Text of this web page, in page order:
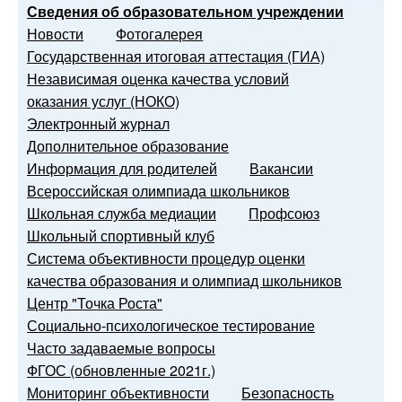
Сведения об образовательном учреждении
Новости
Фотогалерея
Государственная итоговая аттестация (ГИА)
Независимая оценка качества условий
оказания услуг (НОКО)
Электронный журнал
Дополнительное образование
Информация для родителей
Вакансии
Всероссийская олимпиада школьников
Школьная служба медиации
Профсоюз
Школьный спортивный клуб
Система объективности процедур оценки
качества образования и олимпиад школьников
Центр "Точка Роста"
Социально-психологическое тестирование
Часто задаваемые вопросы
ФГОС (обновленные 2021г.)
Мониторинг объективности
Безопасность